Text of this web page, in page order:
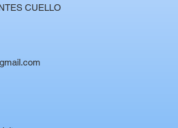
CUELLO